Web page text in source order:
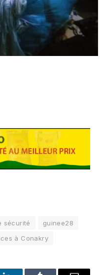
sécurité
guinee28
à Conakry